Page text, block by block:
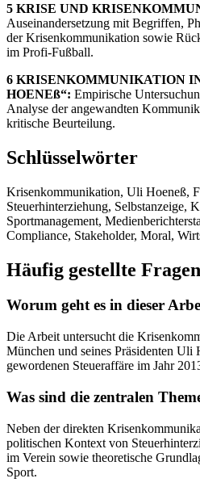
5 KRISE UND
Auseinandersetzung mit Begriffen,
der Krisenkommunikation sowie
im Profi-Fußball.
6 KRISENKOMMUNIKATION
HOENEß“: Empirische
Analyse der angewandten
kritische Beurteilung.
Schlüsselwörter
Krisenkommunikation, Uli Hoeneß,
Steuerhinterziehung, Selbstanzeige,
Sportmanagement,
Compliance, Stakeholder, Moral,
Häufig gestellte Fragen
Worum geht es in dieser
Die Arbeit untersucht die
München und seines Präsidenten
gewordenen Steueraffäre im Jahr
Was sind die zentralen
Neben der direkten
politischen Kontext von
im Verein sowie theoretische
Sport.